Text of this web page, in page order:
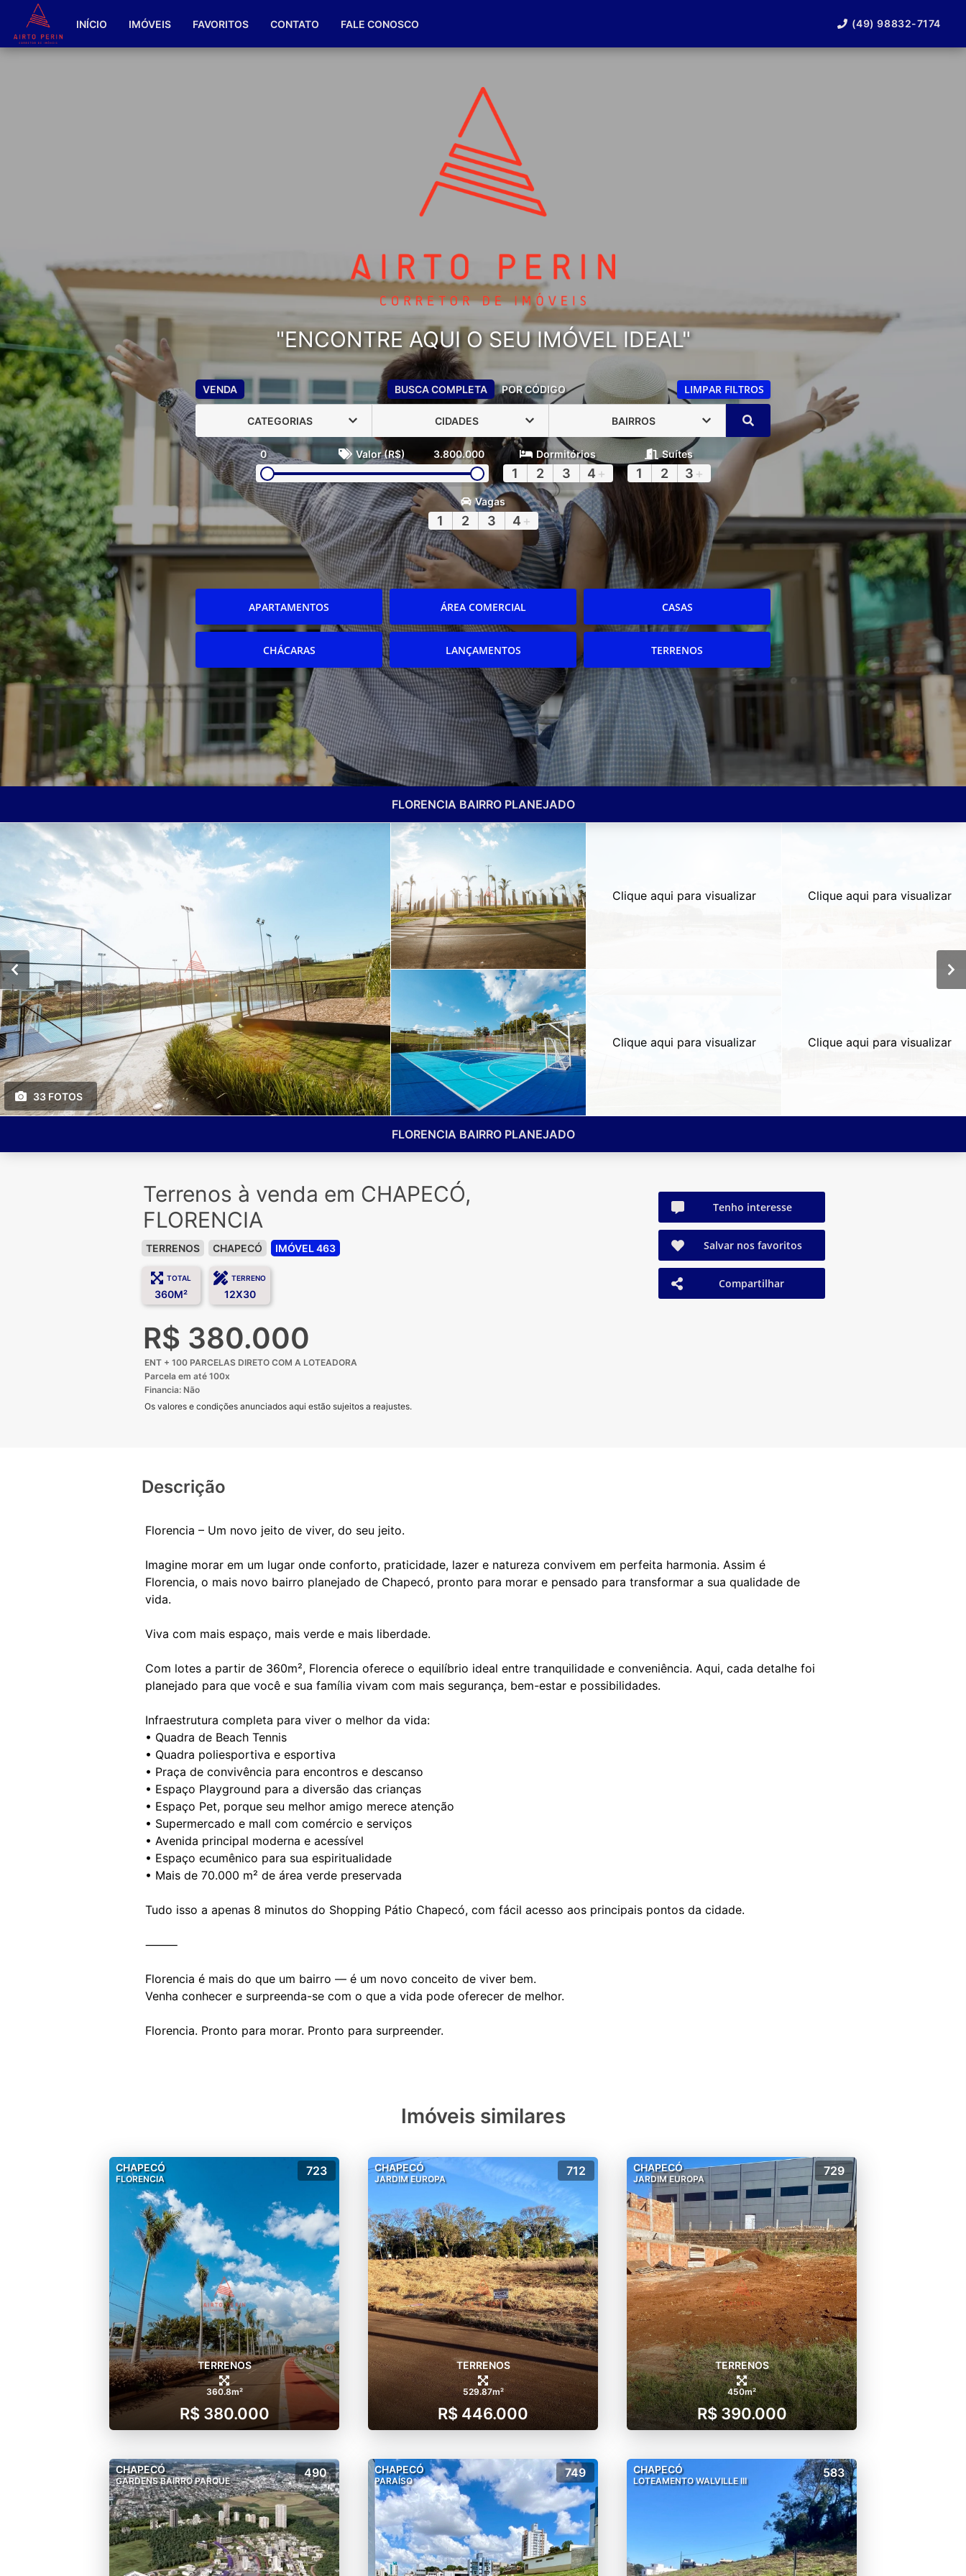
INÍCIO IMÓVEIS FAVORITOS CONTATO FALE CONOSCO (49) 98832-7174
"ENCONTRE AQUI O SEU IMÓVEL IDEAL"
VENDA BUSCA COMPLETA POR CÓDIGO LIMPAR FILTROS
CATEGORIAS CIDADES BAIRROS
0 Valor (R$) 3.800.000 Dormitórios
1 2 3 4 +
Suítes
1 2 3 +
Vagas
1 2 3 4 +
APARTAMENTOS ÁREA COMERCIAL CASAS
CHÁCARAS LANÇAMENTOS TERRENOS
FLORENCIA BAIRRO PLANEJADO
33 FOTOS
Clique aqui para visualizar
Clique aqui para visualizar
Clique aqui para visualizar
Clique aqui para visualizar
FLORENCIA BAIRRO PLANEJADO
Terrenos à venda em CHAPECÓ,
FLORENCIA
TERRENOS CHAPECÓ IMÓVEL 463
TOTAL
360M²
TERRENO
12X30
R$ 380.000
ENT + 100 PARCELAS DIRETO COM A LOTEADORA
Parcela em até 100x
Financia: Não
Os valores e condições anunciados aqui estão sujeitos a reajustes.
Tenho interesse
Salvar nos favoritos
Compartilhar
Descrição
Florencia – Um novo jeito de viver, do seu jeito.
Imagine morar em um lugar onde conforto, praticidade, lazer e natureza convivem em perfeita harmonia. Assim é
Florencia, o mais novo bairro planejado de Chapecó, pronto para morar e pensado para transformar a sua qualidade de
vida.
Viva com mais espaço, mais verde e mais liberdade.
Com lotes a partir de 360m², Florencia oferece o equilíbrio ideal entre tranquilidade e conveniência. Aqui, cada detalhe foi
planejado para que você e sua família vivam com mais segurança, bem-estar e possibilidades.
Infraestrutura completa para viver o melhor da vida:
• Quadra de Beach Tennis
• Quadra poliesportiva e esportiva
• Praça de convivência para encontros e descanso
• Espaço Playground para a diversão das crianças
• Espaço Pet, porque seu melhor amigo merece atenção
• Supermercado e mall com comércio e serviços
• Avenida principal moderna e acessível
• Espaço ecumênico para sua espiritualidade
• Mais de 70.000 m² de área verde preservada
Tudo isso a apenas 8 minutos do Shopping Pátio Chapecó, com fácil acesso aos principais pontos da cidade.
⸻
Florencia é mais do que um bairro — é um novo conceito de viver bem.
Venha conhecer e surpreenda-se com o que a vida pode oferecer de melhor.
Imóveis similares
CHAPECÓ
FLORENCIA
723
TERRENOS
360.8m²
R$ 380.000
CHAPECÓ
JARDIM EUROPA
712
TERRENOS
529.87m²
R$ 446.000
CHAPECÓ
JARDIM EUROPA
729
TERRENOS
450m²
R$ 390.000
CHAPECÓ
GARDENS BAIRRO PARQUE
490 CHAPECÓ
PARAÍSO
749 CHAPECÓ
LOTEAMENTO WALVILLE III
583